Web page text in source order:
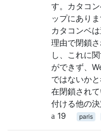
す。カタコ
ップにあり
カタコンベ
理由で閉鎖
し、これに
ができず、
ではないか
在閉鎖され
付ける他の
19
paris